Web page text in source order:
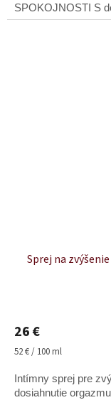
SPOKOJNOSTI S
Sprej na
26 €
Jednotková
52 € / 100 ml
Intímny sprej pre
dosiahnutie